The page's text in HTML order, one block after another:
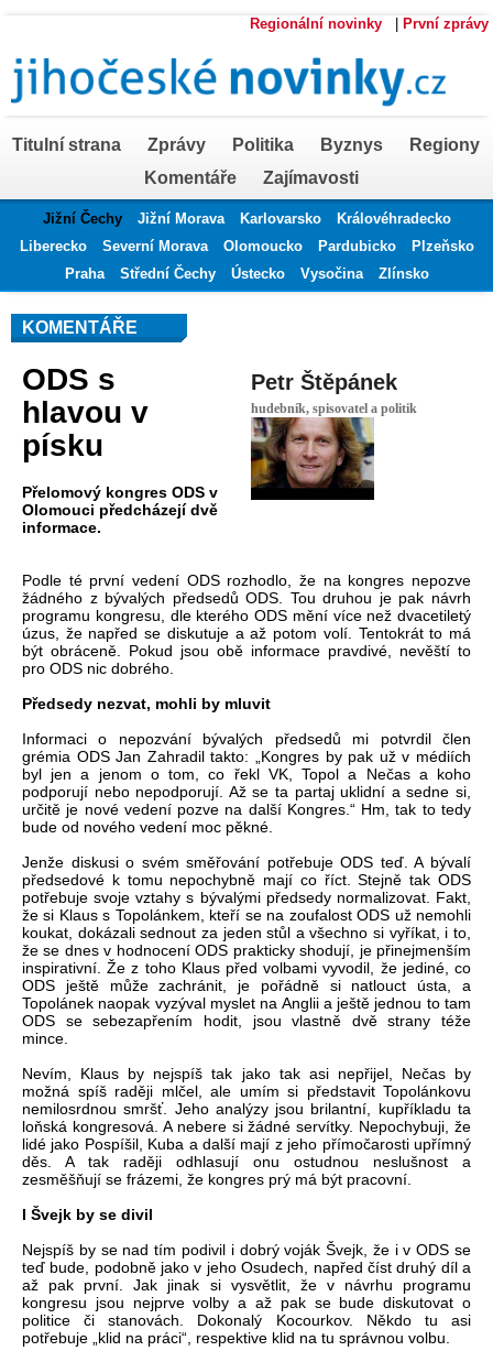
Regionální novinky První zprávy
Titulní strana Zprávy Politika Byznys
Regiony
Komentáře
Zajímavosti
Jižní Čechy Jižní Morava Karlovarsko
Královéhradecko
Liberecko
Severní Morava Olomoucko Pardubicko
Plzeňsko
Praha
Střední Čechy Ústecko Vysočina Zlínsko
KOMENTÁŘE
Petr Štěpánek
hudebník, spisovatel a politik
ODS s
hlavou v
písku
Přelomový kongres ODS v
Olomouci předcházejí dvě
informace.
Podle té první vedení ODS rozhodlo, že na kongres nepozve
žádného z bývalých předsedů ODS. Tou druhou je pak návrh
programu kongresu, dle kterého ODS mění více než dvacetiletý
úzus, že napřed se diskutuje a až potom volí. Tentokrát to má
být obráceně. Pokud jsou obě informace pravdivé, nevěští to
pro ODS nic dobrého.
Předsedy nezvat, mohli by mluvit
Informaci o nepozvání bývalých předsedů mi potvrdil člen
grémia ODS Jan Zahradil takto: „Kongres by pak už v médiích
byl jen a jenom o tom, co řekl VK, Topol a Nečas a koho
podporují nebo nepodporují. Až se ta partaj uklidní a sedne si,
určitě je nové vedení pozve na další Kongres.“ Hm, tak to tedy
bude od nového vedení moc pěkné.
Jenže diskusi o svém směřování potřebuje ODS teď. A bývalí
předsedové k tomu nepochybně mají co říct. Stejně tak ODS
potřebuje svoje vztahy s bývalými předsedy normalizovat. Fakt,
že si Klaus s Topolánkem, kteří se na zoufalost ODS už nemohli
koukat, dokázali sednout za jeden stůl a všechno si vyříkat, i to,
že se dnes v hodnocení ODS prakticky shodují, je přinejmenším
inspirativní. Že z toho Klaus před volbami vyvodil, že jediné, co
ODS ještě může zachránit, je pořádně si natlouct ústa, a
Topolánek naopak vyzýval myslet na Anglii a ještě jednou to tam
ODS se sebezapřením hodit, jsou vlastně dvě strany téže
mince.
Nevím, Klaus by nejspíš tak jako tak asi nepřijel, Nečas by
možná spíš raději mlčel, ale umím si představit Topolánkovu
nemilosrdnou smršť. Jeho analýzy jsou brilantní, kupříkladu ta
loňská kongresová. A nebere si žádné servítky. Nepochybuji, že
lidé jako Pospíšil, Kuba a další mají z jeho přímočarosti upřímný
děs. A tak raději odhlasují onu ostudnou neslušnost a
zesměšňují se frázemi, že kongres prý má být pracovní.
I Švejk by se divil
Nejspíš by se nad tím podivil i dobrý voják Švejk, že i v ODS se
teď bude, podobně jako v jeho Osudech, napřed číst druhý díl a
až pak první. Jak jinak si vysvětlit, že v návrhu programu
kongresu jsou nejprve volby a až pak se bude diskutovat o
politice či stanovách. Dokonalý Kocourkov. Někdo tu asi
potřebuje „klid na práci“, respektive klid na tu správnou volbu.